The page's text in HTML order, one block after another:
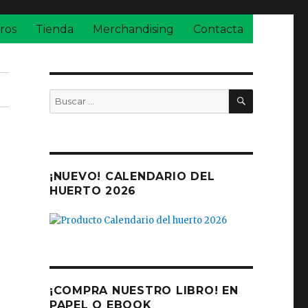
Tienda Merchandising Contacta
Buscar
por:
BUSCAR
¡NUEVO! CALENDARIO DEL
HUERTO 2026
¡COMPRA NUESTRO LIBRO! EN
PAPEL O EBOOK